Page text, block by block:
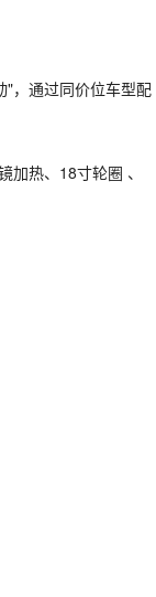
"，通过同价位车型配
热、18寸轮圈 、